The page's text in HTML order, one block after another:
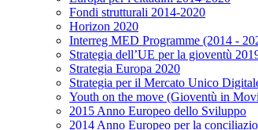
Fondi strutturali 2014-2020
Horizon 2020
Interreg MED Programme (2014 -
Strategia dell’UE per la gioventù
Strategia Europa 2020
Strategia per il Mercato Unico
Youth on the move (Gioventù in
2015 Anno Europeo dello Sviluppo
2014 Anno Europeo per la